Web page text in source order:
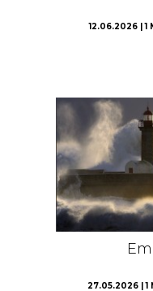
12.06.2026 | 1
27.05.2026 | 1